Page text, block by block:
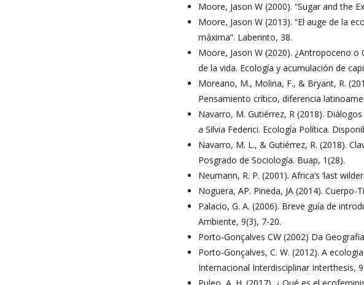
Moore, Jason W (2000). “Sugar and the
Moore, Jason W (2013). “El auge de la
máxima”. Laberinto, 38.
Moore, Jason W (2020). ¿Antropoceno
de la vida. Ecología y acumulación de
Moreano, M., Molina, F., & Bryant, R.
Pensamiento crítico, diferencia
Navarro, M. Gutiérrez, R (2018).
a Silvia Federici. Ecología Política.
Navarro, M. L., & Gutiérrez, R. (2018).
Posgrado de Sociología. Buap, 1(28).
Neumann, R. P. (2001). Africa’s ‘last
Noguera, AP. Pineda, JA (2014).
Palacio, G. A. (2006). Breve guía de
Ambiente, 9(3), 7-20.
Porto-Gonçalves CW (2002) Da
Porto-Gonçalves, C. W. (2012). A
Internacional Interdisciplinar Interthesis,